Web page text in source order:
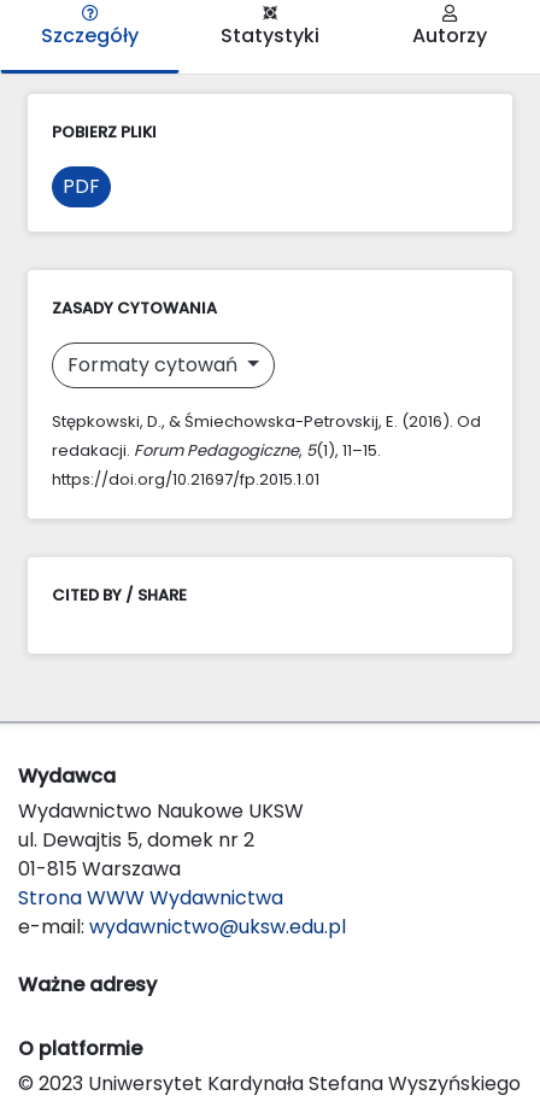
Szczegóły Statystyki Autorzy
POBIERZ PLIKI
PDF
ZASADY CYTOWANIA
Formaty cytowań
Stępkowski, D., & Śmiechowska-Petrovskij, E. (2016). Od
redakacji. Forum Pedagogiczne, 5(1), 11–15.
https://doi.org/10.21697/fp.2015.1.01
CITED BY / SHARE
Wydawca
Wydawnictwo Naukowe UKSW
ul. Dewajtis 5, domek nr 2
01-815 Warszawa
Strona WWW Wydawnictwa
e-mail: wydawnictwo@uksw.edu.pl
Ważne adresy
O platformie
© 2023 Uniwersytet Kardynała Stefana Wyszyńskiego